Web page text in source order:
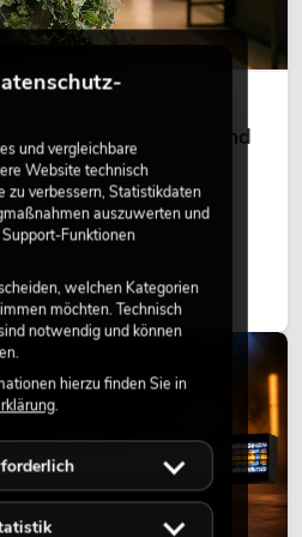
Sicherheit und
Sie schaffen eine
das Ambiente und
Hotels, Restaurants,
oder auf Messeständen:
gehört heute längst zum
und vergleichbare
Website technisch
zu verbessern, Statistikdaten
auszuwerten und
Funktionen
welchen Kategorien
möchten. Technisch
notwendig und können
hierzu finden Sie in
.